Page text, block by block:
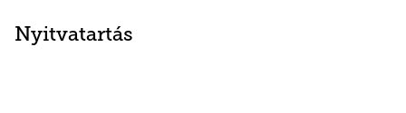
Nyitvatartás